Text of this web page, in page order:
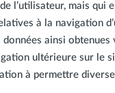
l’utilisateur, mais qui
à la navigation
données ainsi obtenues
ultérieure sur le
à permettre